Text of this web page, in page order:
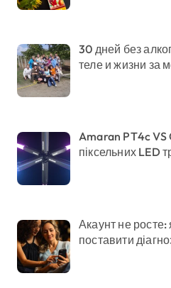
30 дней без
теле и жизни за
Amaran PT4c VS
піксельних LED
Акаунт не
поставити